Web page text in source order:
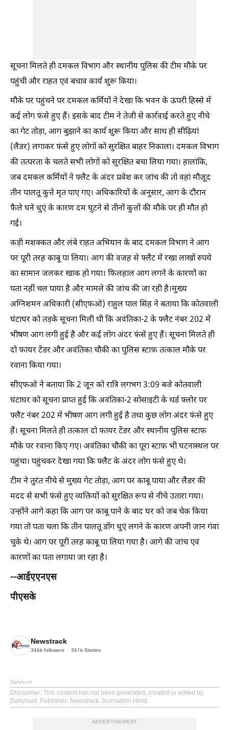
सूचना मिलते ही दमकल विभाग और स्थानीय पुलिस की टीम मौके पर
पहुंची और राहत एवं बचाव कार्य शुरू किया।
मौके पर पहुंचने पर दमकल कर्मियों ने देखा कि भवन के ऊपरी हिस्से में
कई लोग फंसे हुए हैं। इसके बाद टीम ने तेजी से कार्रवाई करते हुए नीचे
का गेट तोड़ा, आग बुझाने का कार्य शुरू किया और साथ ही सीढ़ियां
(लैडर) लगाकर फंसे हुए लोगों को सुरक्षित बाहर निकाला। दमकल विभाग
की तत्परता के चलते सभी लोगों को सुरक्षित बचा लिया गया। हालांकि,
जब दमकल कर्मियों ने फ्लैट के अंदर प्रवेश कर जांच की तो वहां मौजूद
तीन पालतू कुत्ते मृत पाए गए। अधिकारियों के अनुसार, आग के दौरान
फैले घने धुएं के कारण दम घुटने से तीनों कुत्तों की मौके पर ही मौत हो
गई।
कड़ी मशक्कत और लंबे राहत अभियान के बाद दमकल विभाग ने आग
पर पूरी तरह काबू पा लिया। आग की वजह से फ्लैट में रखा लाखों रुपये
का सामान जलकर खाक हो गया। फिलहाल आग लगने के कारणों का
पता नहीं चल पाया है और मामले की जांच की जा रही है।मुख्य
अग्निशमन अधिकारी (सीएफओ) राहुल पाल सिंह ने बताया कि कोतवाली
घंटाघर को तड़के सूचना मिली थी कि अवंतिका-2 के फ्लैट नंबर 202 में
भीषण आग लगी हुई है और कई लोग अंदर फंसे हुए हैं। सूचना मिलते ही
दो फायर टेंडर और अवंतिका चौकी का पुलिस स्टाफ तत्काल मौके पर
रवाना किया गया।
सीएफओ ने बताया कि 2 जून को रात्रि लगभग 3:09 बजे कोतवाली
घंटाघर को सूचना प्राप्त हुई कि अवंतिका-2 सोसाइटी के थर्ड फ्लोर पर
फ्लैट नंबर 202 में भीषण आग लगी हुई है तथा कुछ लोग अंदर फंसे हुए
हैं। सूचना मिलते ही तत्काल दो फायर टेंडर और स्थानीय पुलिस स्टाफ
मौके पर रवाना किए गए। अवंतिका चौकी का पूरा स्टाफ भी घटनास्थल पर
पहुंचा। पहुंचकर देखा गया कि फ्लैट के अंदर लोग फंसे हुए थे।
टीम ने तुरंत नीचे से मुख्य गेट तोड़ा, आग पर काबू पाया और लैडर की
मदद से सभी फंसे हुए व्यक्तियों को सुरक्षित रूप से नीचे उतारा गया।
उन्होंने आगे कहा कि आग पर काबू पाने के बाद घर को जब चेक किया
गया तो पता चला कि तीन पालतू डॉग धुएं लगने के कारण अपनी जान गंवा
चुके थे। आग पर पूरी तरह काबू पा लिया गया है। आगे की जांच एवं
कारणों का पता लगाया जा रहा है।
--आईएएनएस
पीएसके
Newstrack
346k followers 361k Stories
Dailyhunt
Disclaimer: This content has not been generated, created or edited by
Dailyhunt. Publisher: Newstrack Journalism Hindi
ADVERTISEMENT